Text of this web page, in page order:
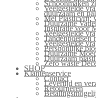
Schoonmaken
Veelgestelde
duurzaam en
Mei Plasticvrij:
Duurzame
Inspiratie voor
Veelgestelde
Tandenpoetsen
Veelgestelde
Persoonlijke
Duurzame
Duurzaam
Zero waste
SHOP
Klantenservice
Contact
Levertijd en
Retourneren